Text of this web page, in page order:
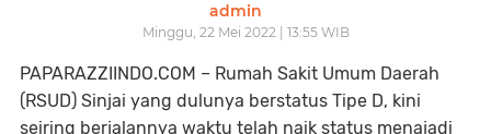
admin
Minggu, 22 Mei 2022 | 13:55 WIB
PAPARAZZIINDO.COM – Rumah Sakit Umum Daerah
(RSUD) Sinjai yang dulunya berstatus Tipe D, kini
seiring berjalannya waktu telah naik status menajadi